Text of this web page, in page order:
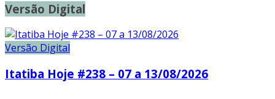
Versão Digital
Versão Digital
Itatiba Hoje #238 – 07 a 13/08/2026